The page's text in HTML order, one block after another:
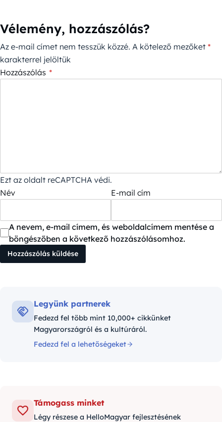
Vélemény, hozzászólás?
Az e-mail címet nem tesszük közzé. A kötelező mezőket *
karakterrel jelöltük
Hozzászólás *
Ezt az oldalt reCAPTCHA védi.
Név
E-mail cím
A nevem, e-mail címem, és weboldalcímem mentése a
böngészőben a következő hozzászólásomhoz.
Legyünk partnerek
Fedezd fel több mint 10,000+ cikkünket
Magyarországról és a kultúráról.
Fedezd fel a lehetőségeket
Támogass minket
Légy részese a HelloMagyar fejlesztésének